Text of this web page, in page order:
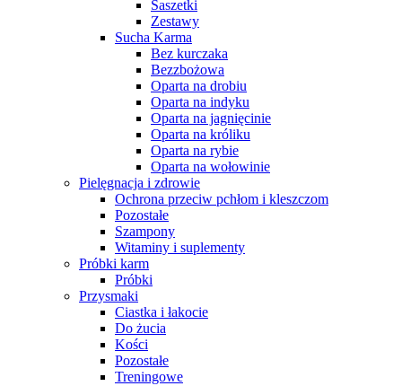
Saszetki
Zestawy
Sucha Karma
Bez kurczaka
Bezzbożowa
Oparta na drobiu
Oparta na indyku
Oparta na jagnięcinie
Oparta na króliku
Oparta na rybie
Oparta na wołowinie
Pielęgnacja i zdrowie
Ochrona przeciw pchłom i kleszczom
Pozostałe
Szampony
Witaminy i suplementy
Próbki karm
Próbki
Przysmaki
Ciastka i łakocie
Do żucia
Kości
Pozostałe
Treningowe